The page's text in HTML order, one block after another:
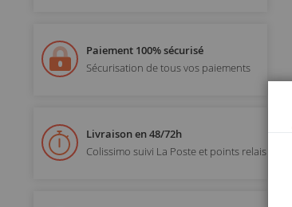
Paiement 100% sécurisé
Sécurisation de tous vos paiements
Livraison en 48/72h
Colissimo suivi La Poste et points relais